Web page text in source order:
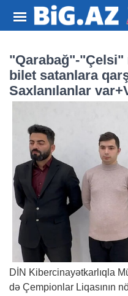
"Qarabağ"-"Çelsi"
bilet satanlara
Saxlanılanlar
DİN Kibercinayətkarlıqla
də Çempionlar Liqasının